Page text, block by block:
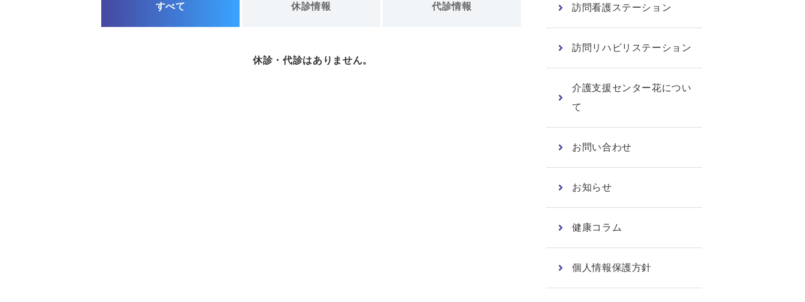
すべて 休診情報 代診情報
休診・代診はありません。
訪問看護ステーション
訪問リハビリステーション
介護支援センター花につい
て
お問い合わせ
お知らせ
健康コラム
個人情報保護方針